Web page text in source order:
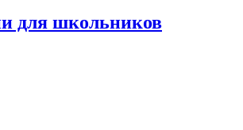
для школьников